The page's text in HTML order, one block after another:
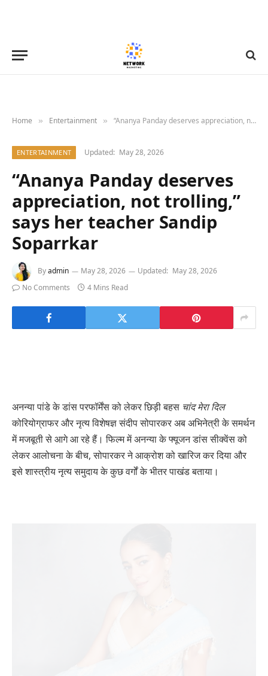
Home » Entertainment » “Ananya Panday deserves appreciation, not trolling,” says her teacher Sandip Soparrkar
ENTERTAINMENT Updated: May 28, 2026
“Ananya Panday deserves
appreciation, not trolling,”
says her teacher Sandip
Soparrkar
Byadmin May 28, 2026 Updated: May 28, 2026
No Comments
4 Mins Read
अनन्या पांडे के डांस परफॉर्मेंस को लेकर छिड़ी बहस चांद मेरा दिल
कोरियोग्राफर और नृत्य विशेषज्ञ संदीप सोपारकर अब अभिनेत्री के समर्थन
में मजबूती से आगे आ रहे हैं। फिल्म में अनन्या के फ्यूजन डांस सीक्वेंस को
लेकर आलोचना के बीच, सोपारकर ने आक्रोश को खारिज कर दिया और
इसे शास्त्रीय नृत्य समुदाय के कुछ वर्गों के भीतर पाखंड बताया।